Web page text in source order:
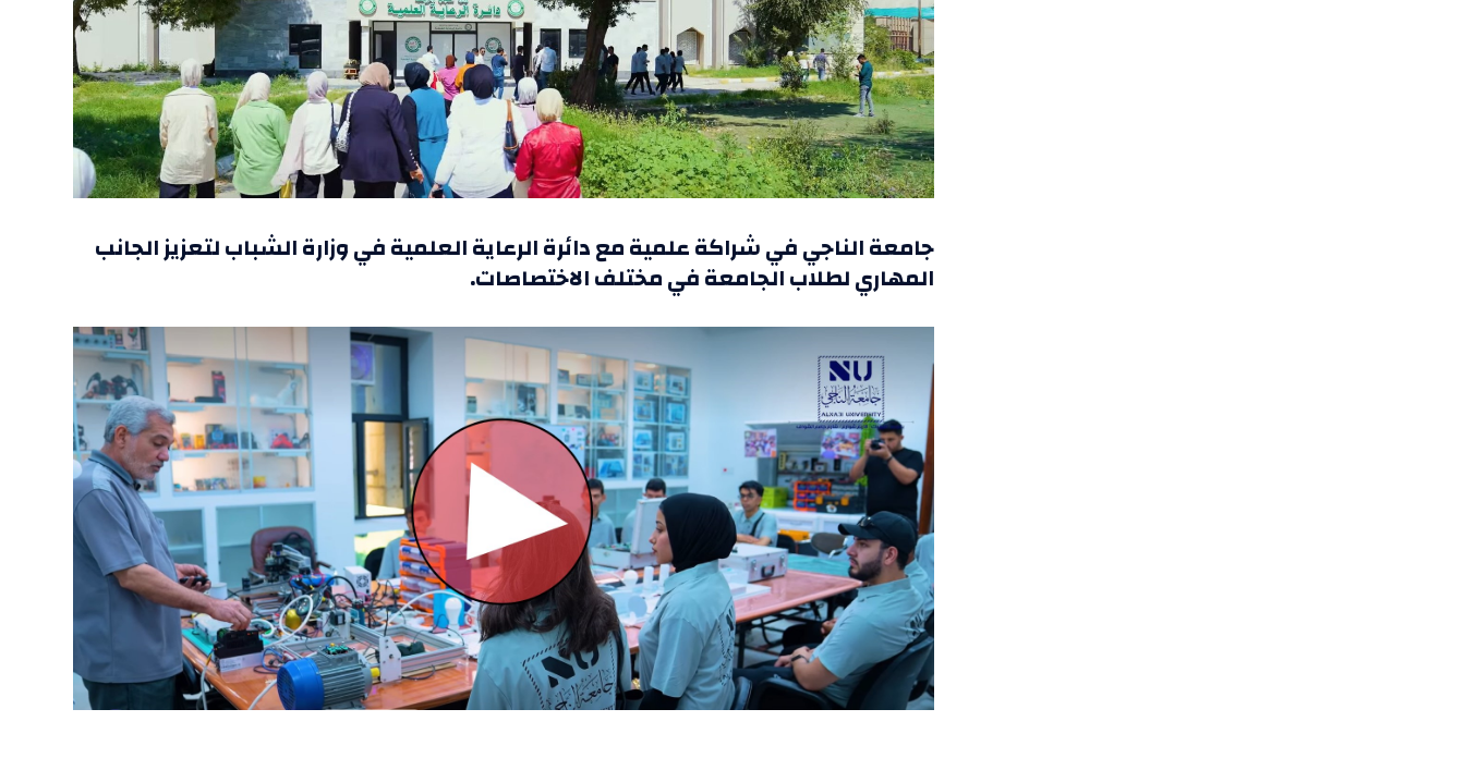
جامعة الناجي في شراكة علمية مع دائرة الرعاية العلمية في وزارة الشباب لتعزيز الجانب
المهاري لطلاب الجامعة في مختلف الاختصاصات.